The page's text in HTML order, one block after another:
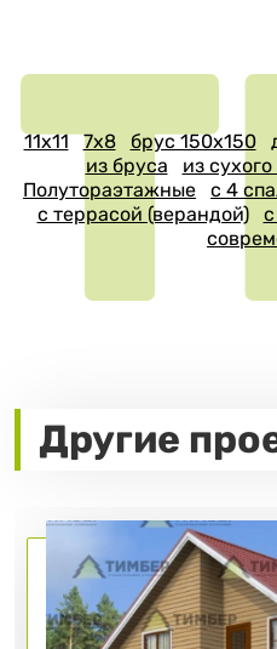
11х11 7х8 брус 150х150
из бруса
из
Полутораэтажные
с 4
с террасой (верандой)
Другие